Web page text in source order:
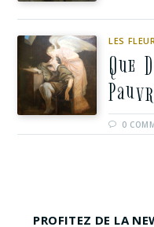
LES
Que
0
PROFITEZ DE LA